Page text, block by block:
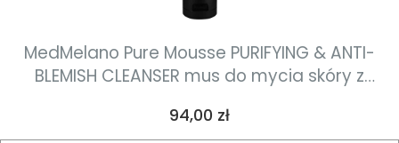
MedMelano Pure Mousse PURIFYING & ANTI-
BLEMISH CLEANSER mus do mycia skóry z
Cena
94,00 zł